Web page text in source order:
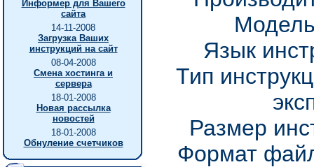
Информер для Вашего
сайта
14-11-2008
Загрузка Ваших
инструкций на сайт
08-04-2008
Смена хостинга и
сервера
18-01-2008
Новая рассылка
новостей
18-01-2008
Обнуление счетчиков
Язык
Тип
Размер
Формат